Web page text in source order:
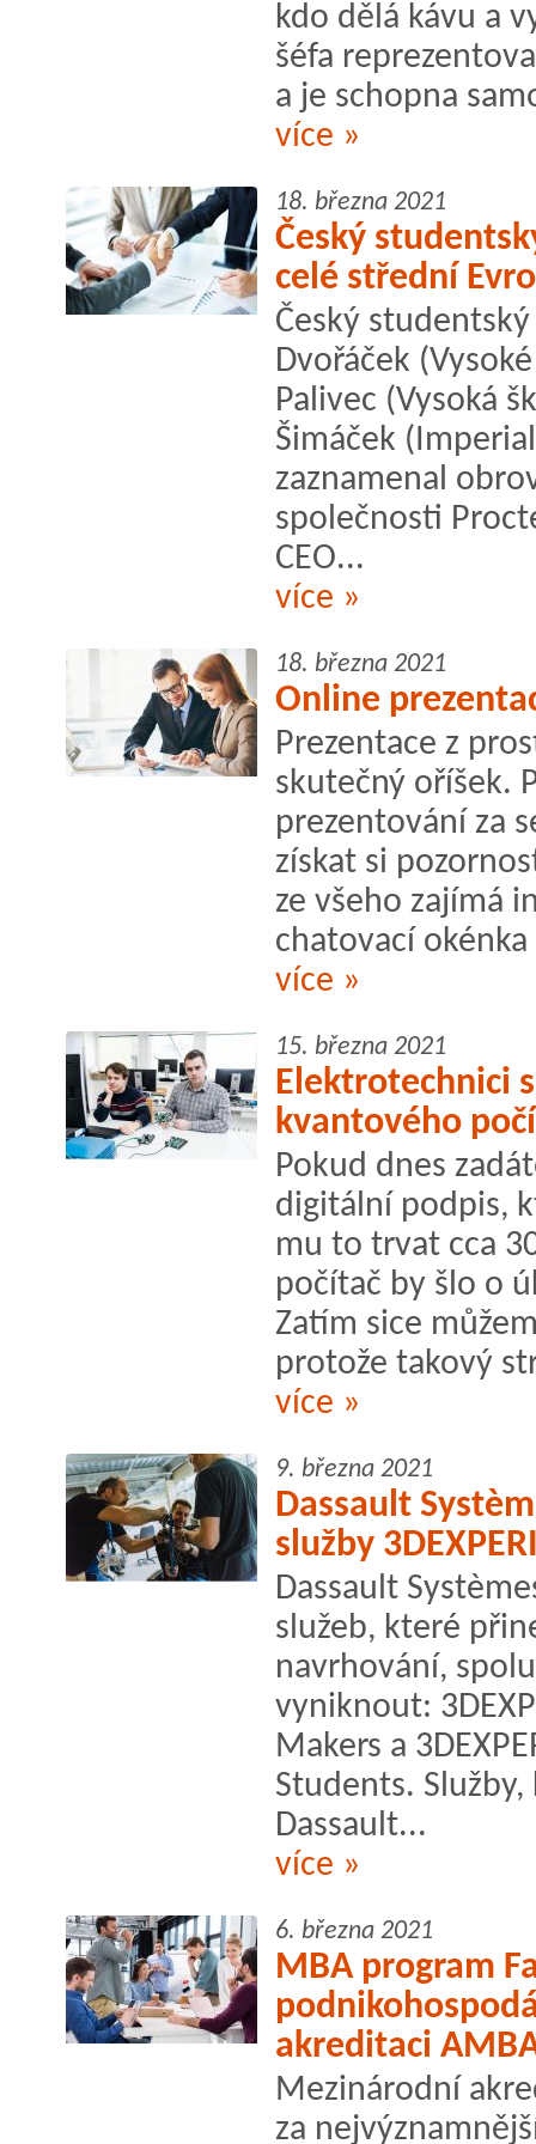
kdo dělá kávu a
šéfa
a je schopna
více »
18. března 2021
Český
celé střední
Český
Dvořáček
Palivec (Vysoká
Šimáček
zaznamenal
společnosti
CEO...
více »
18. března 2021
Online
Prezentace z
skutečný oříšek.
prezentování za
získat si
ze všeho zajímá
chatovací
více »
15. března 2021
Elektrotechnici
kvantového
Pokud dnes
digitální podpis,
mu to trvat cca
počítač by šlo o
Zatím sice
protože takový
více »
9. března 2021
Dassault
služby
Dassault
služeb, které
navrhování,
vyniknout:
Makers a
Students.
Dassault...
více »
6. března 2021
MBA program
akreditaci
Mezinárodní
za